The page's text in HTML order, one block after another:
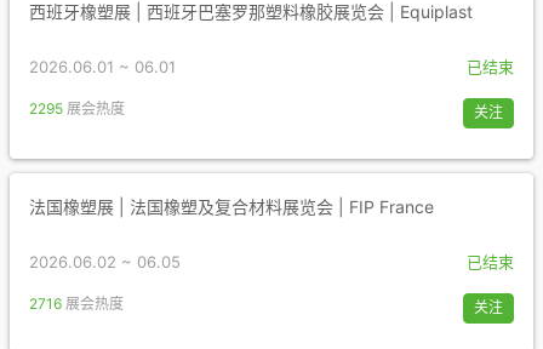
西班牙橡塑展 | 西班牙巴塞罗那塑料橡胶展览会 | Equiplast
2026.06.01 ~ 06.01 已结束
2295 展会热度 关注
法国橡塑展 | 法国橡塑及复合材料展览会 | FIP France
2026.06.02 ~ 06.05 已结束
2716 展会热度 关注